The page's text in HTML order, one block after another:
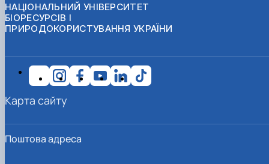
НАЦІОНАЛЬНИЙ УНІВЕРСИТЕТ
БІОРЕСУРСІВ І
ПРИРОДОКОРИСТУВАННЯ УКРАЇНИ
Поштова адреса
Карта сайту